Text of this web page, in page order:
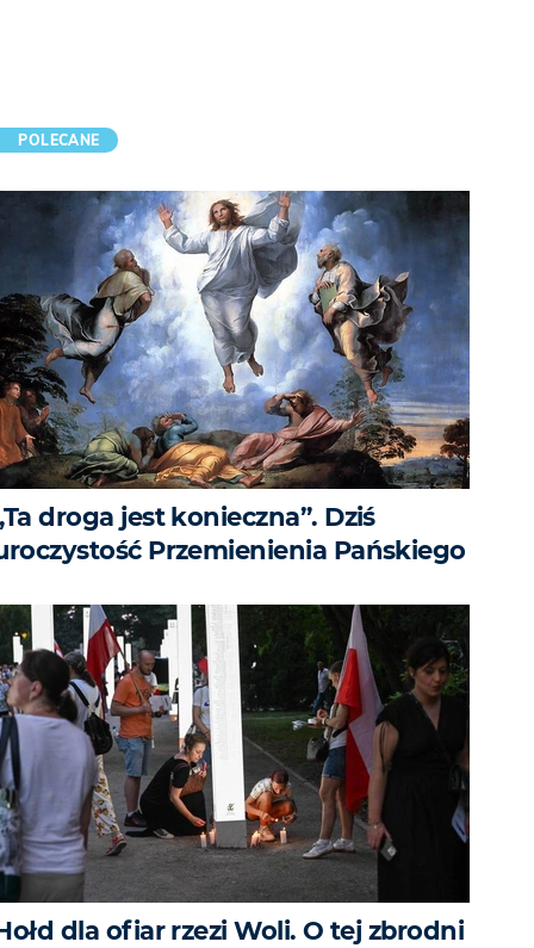
POLECANE
droga jest konieczna”. Dziś
Przemienienia Pańskiego
dla ofiar rzezi Woli. O tej zbrodni